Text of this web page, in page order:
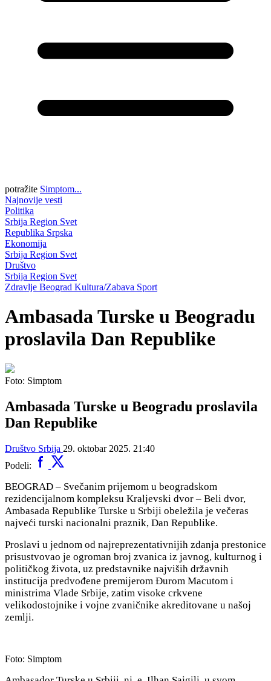
potražite Simptom...
Najnovije vesti
Politika
Srbija Region Svet
Republika Srpska
Ekonomija
Srbija Region Svet
Društvo
Srbija Region Svet
Zdravlje Beograd Kultura/Zabava Sport
Ambasada Turske u Beogradu
proslavila Dan Republike
Foto: Simptom
Ambasada Turske u Beogradu proslavila
Dan Republike
Društvo Srbija 29. oktobar 2025. 21:40
Podeli:
BEOGRAD – Svečanim prijemom u beogradskom
rezidencijalnom kompleksu Kraljevski dvor – Beli dvor,
Ambasada Republike Turske u Srbiji obeležila je večeras
najveći turski nacionalni praznik, Dan Republike.
Proslavi u jednom od najreprezentativnijih zdanja prestonice
prisustvovao je ogroman broj zvanica iz javnog, kulturnog i
političkog života, uz predstavnike najviših državnih
institucija predvođene premijerom Đurom Macutom i
ministrima Vlade Srbije, zatim visoke crkvene
velikodostojnike i vojne zvaničnike akreditovane u našoj
zemlji.
Foto: Simptom